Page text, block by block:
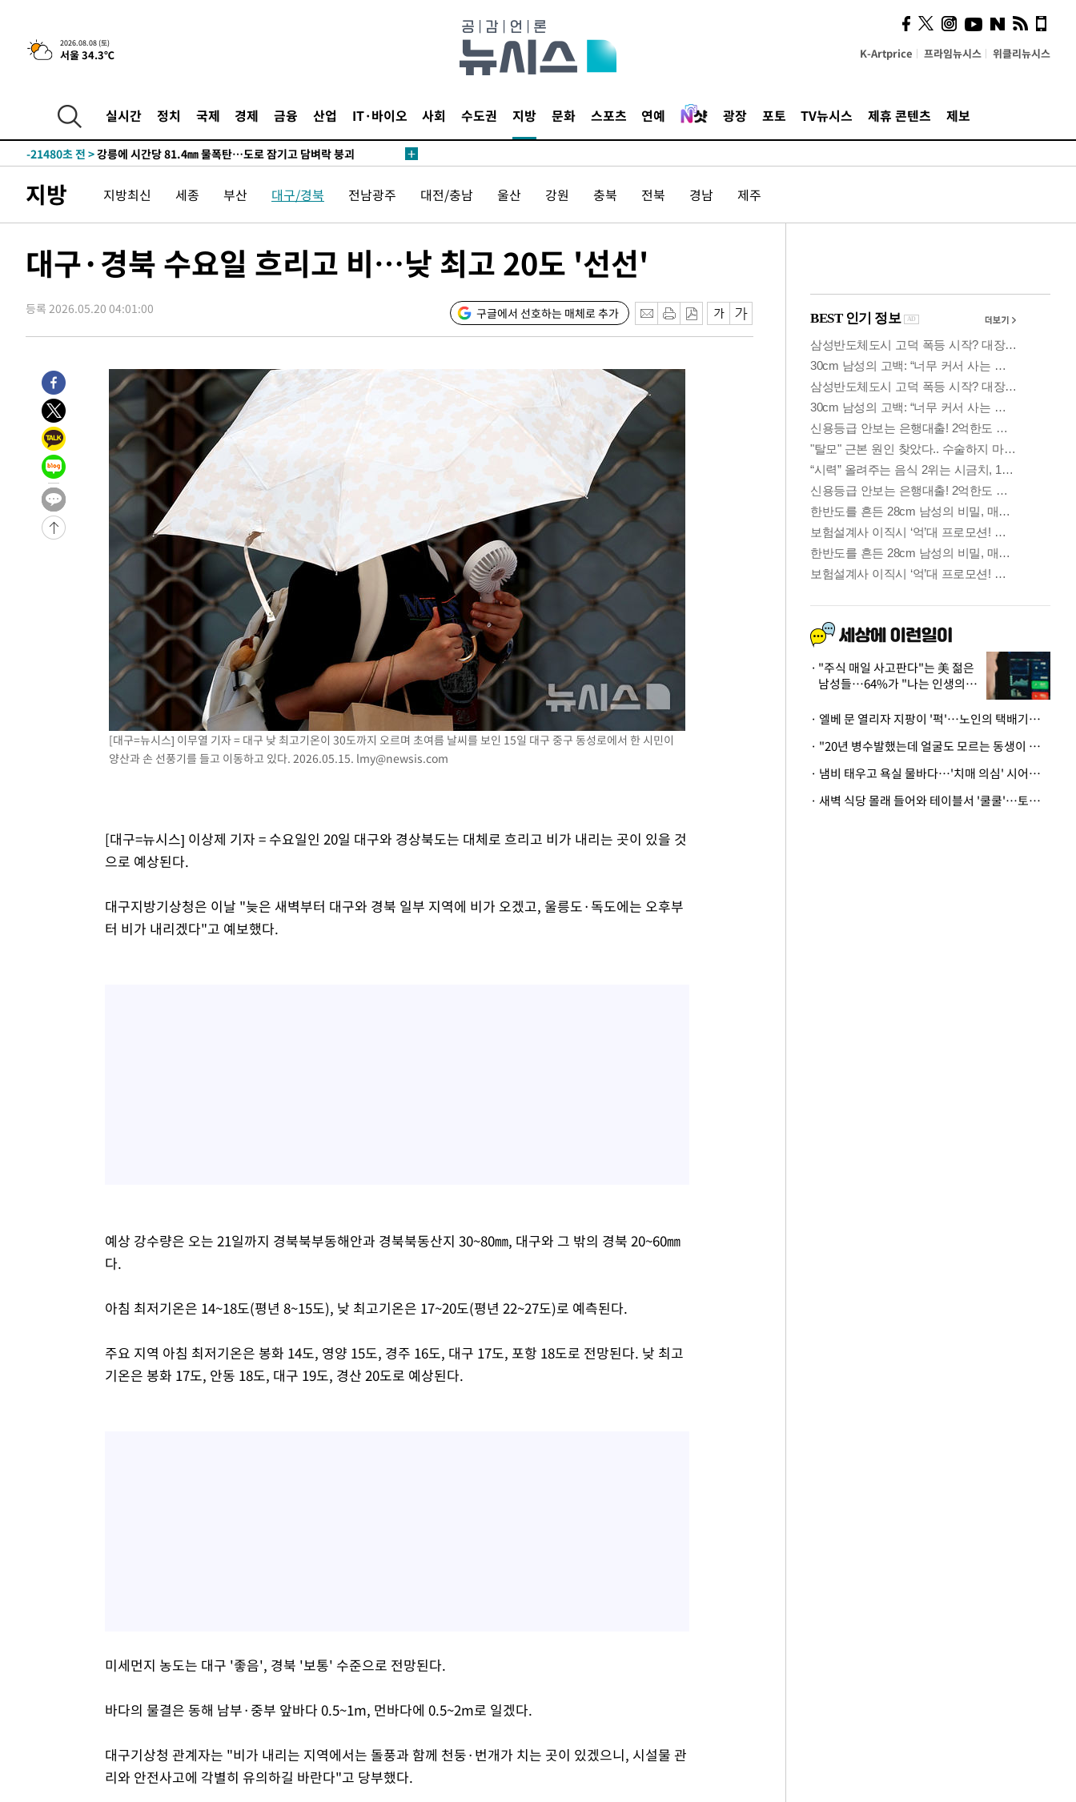
2026.08.08 (토)
서울 34.3℃ K-Artprice 프라임뉴시스 위클리뉴시스
실시간 정치 국제 경제 금융 산업 IT·바이오 사회 수도권 지방 문화 스포츠 연예 광장 포토 TV뉴시스 제휴 콘텐츠 제보
-29514초 전 >낮 최고 35도 '무더위'…동해안 시간당 30㎜ '강한 비'[내일날씨]
-28784초 전 >[속보]이강인 "감독님이 원하는 마음 느꼈고, 많은 트로피 원해 아
-27535초 전 >
온열질환 사망자 3명 늘어…누적 환자 3000명 돌파
-21480초 전 >
-17587초 전 >백운산서 80년근 천종산삼 9뿌리 발견…감정가 1.3억원
-12831초 전 >
남자 농구, 나고야 아시안게임서 '홈팀' 일본과 한일전
-12207초 전 >여수 오동도 해상서 모터보트 전복…1명 사망·1명 실종
주 날씨]
-5452초 전 >축구협회 "압수수색·성접대 논란 사과…쇄신의 기회로 삼겠다"
송"
2시간 전 >'최고 37도' 폭염 지속…강원동해안 최대 150㎜ 비
3시간 전 >[속보]뉴욕증시 상승 마감…S&P 0.6% 나스닥 1.3%↑
-28784초 전 >
[속보]이강인 "감독님이 원하는 마음 느꼈고, 많은 트로피 원해 아
틀레티코 이적"
-28566초 전 >
수도권 40도 육박 '펄펄'…동해안 일부 지역엔 호의주의보
-27535초 전 >
온열질환 사망자 3명 늘어…누적 환자 3000명 돌파
-21480초 전 >
강릉에 시간당 81.4㎜ 물폭탄…도로 잠기고 담벼락 붕괴
-17587초 전 >
백운산서 80년근 천종산삼 9뿌리 발견…감정가 1.3억원
-15297초 전 >
선재도서 해루질 나섰다 실종 60대, 닷새 만에 숨진 채 발견
-12831초 전 >
남자 농구, 나고야 아시안게임서 '홈팀' 일본과 한일전
-12207초 전 >
여수 오동도 해상서 모터보트 전복…1명 사망·1명 실종
극한폭염 한풀 꺾이지만…'낮 최고 35도' 무더위, 열대야 계속[다음
축구협회 "압수수색·성접대 논란 사과…쇄신의 기회로 삼겠다"
[속보]'압수수색·성접대 논란' 축구협회 "실망과 걱정 안겨드려 죄
'최고 37도' 폭염 지속…강원동해안 최대 150㎜ 비
[속보]뉴욕증시 상승 마감…S&P 0.6% 나스닥 1.3%↑
지방 지방최신 세종 부산 대구/경북 전남광주 대전/충남 울산 강원 충북 전북 경남 제주
대구·경북 수요일 흐리고 비…낮 최고 20도 '선선'
등록 2026.05.20 04:01:00 구글에서 선호하는 매체로 추가
[대구=뉴시스] 이무열 기자 = 대구 낮 최고기온이 30도까지 오르며 초여름 날씨를 보인 15일 대구 중구 동성로에서 한 시민이
양산과 손 선풍기를 들고 이동하고 있다. 2026.05.15. lmy@newsis.com
[대구=뉴시스] 이상제 기자 = 수요일인 20일 대구와 경상북도는 대체로 흐리고 비가 내리는 곳이 있을 것
으로 예상된다.
대구지방기상청은 이날 "늦은 새벽부터 대구와 경북 일부 지역에 비가 오겠고, 울릉도·독도에는 오후부
터 비가 내리겠다"고 예보했다.
예상 강수량은 오는 21일까지 경북북부동해안과 경북북동산지 30~80㎜, 대구와 그 밖의 경북 20~60㎜
다.
아침 최저기온은 14~18도(평년 8~15도), 낮 최고기온은 17~20도(평년 22~27도)로 예측된다.
주요 지역 아침 최저기온은 봉화 14도, 영양 15도, 경주 16도, 대구 17도, 포항 18도로 전망된다. 낮 최고
기온은 봉화 17도, 안동 18도, 대구 19도, 경산 20도로 예상된다.
미세먼지 농도는 대구 '좋음', 경북 '보통' 수준으로 전망된다.
바다의 물결은 동해 남부·중부 앞바다 0.5~1m, 먼바다에 0.5~2m로 일겠다.
대구기상청 관계자는 "비가 내리는 지역에서는 돌풍과 함께 천둥·번개가 치는 곳이 있겠으니, 시설물 관
리와 안전사고에 각별히 유의하길 바란다"고 당부했다.
사이 해답 찾았죠"…알을
깨고 나온 '초자아'
"주식 매일 사고판다"는 美 젊은
남성들…64%가 "나는 인생의
· 엘베 문 열리자 지팡이 '퍽'…노인의 택배기사 폭행 이유
· "20년 병수발했는데 얼굴도 모르는 동생이 유산 절반을"…배다른 형제 상속권 있을까
· 냄비 태우고 욕실 물바다…'치매 의심' 시어머니 검사 권유했다가 '날벼락'
· 새벽 식당 몰래 들어와 테이블서 '쿨쿨'…토사물 남기고 사라진 남성